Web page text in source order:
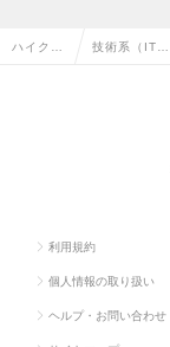
ハイクラ 技術系（IT・
利用規約
個人情報の取り扱い
ヘルプ・お問い合わせ